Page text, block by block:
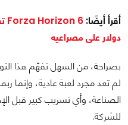
أقرأ أيضًا:
دولار على مصراعيه
لم تعد مجرد لعبة عادية، وإنما
الصناعة، وأي تسريب كبير قبل
للشركة.